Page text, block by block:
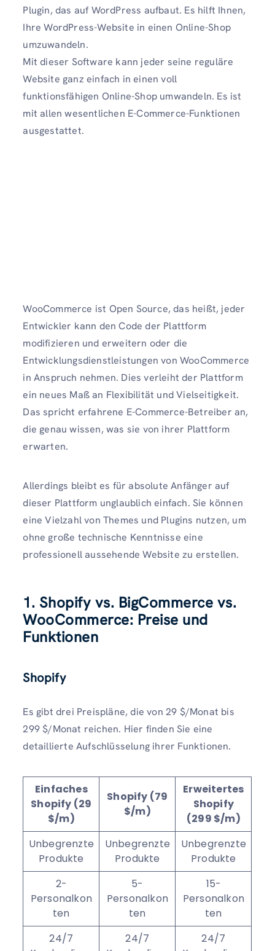
Plugin, das auf WordPress aufbaut. Es hilft Ihnen,
Ihre WordPress-Website in einen Online-Shop
umzuwandeln.
Mit dieser Software kann jeder seine reguläre
Website ganz einfach in einen voll
funktionsfähigen Online-Shop umwandeln. Es ist
mit allen wesentlichen E-Commerce-Funktionen
ausgestattet.
WooCommerce ist Open Source, das heißt, jeder
Entwickler kann den Code der Plattform
modifizieren und erweitern oder die
Entwicklungsdienstleistungen von WooCommerce
in Anspruch nehmen. Dies verleiht der Plattform
ein neues Maß an Flexibilität und Vielseitigkeit.
Das spricht erfahrene E-Commerce-Betreiber an,
die genau wissen, was sie von ihrer Plattform
erwarten.
Allerdings bleibt es für absolute Anfänger auf
dieser Plattform unglaublich einfach. Sie können
eine Vielzahl von Themes und Plugins nutzen, um
ohne große technische Kenntnisse eine
professionell aussehende Website zu erstellen.
1. Shopify vs. BigCommerce vs.
WooCommerce: Preise und
Funktionen
Shopify
Es gibt drei Preispläne, die von 29 $/Monat bis
299 $/Monat reichen. Hier finden Sie eine
detaillierte Aufschlüsselung ihrer Funktionen.
Einfaches
Shopify (29
$/m)
Shopify (79
$/m)
Erweitertes
Shopify
(299 $/m)
Unbegrenzte
Produkte
Unbegrenzte
Produkte
Unbegrenzte
Produkte
2-
Personalkon
ten
5-
Personalkon
ten
15-
Personalkon
ten
24/7
24/7
24/7